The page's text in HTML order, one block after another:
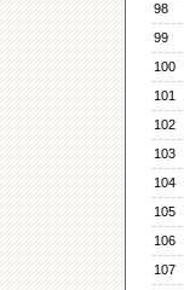
98
99
100
101
102
103
104
105
106
107